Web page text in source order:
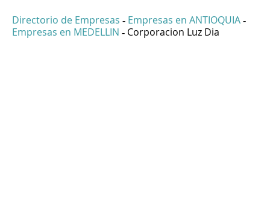
Directorio de Empresas - Empresas en ANTIOQUIA -
Empresas en MEDELLIN - Corporacion Luz Dia